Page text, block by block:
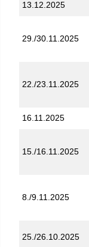
13.12.2025
29./30.11.2025
22./23.11.2025
16.11.2025
15./16.11.2025
8./9.11.2025
25./26.10.2025